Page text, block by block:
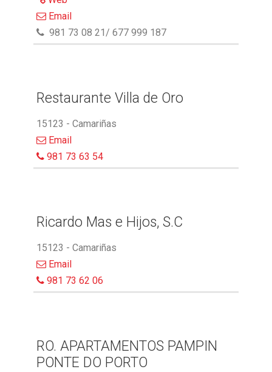
Email
981 73 08 21/ 677 999 187
Restaurante Villa de Oro
15123 - Camariñas
Email
981 73 63 54
Ricardo Mas e Hijos, S.C
15123 - Camariñas
Email
981 73 62 06
RO. APARTAMENTOS PAMPIN
PONTE DO PORTO